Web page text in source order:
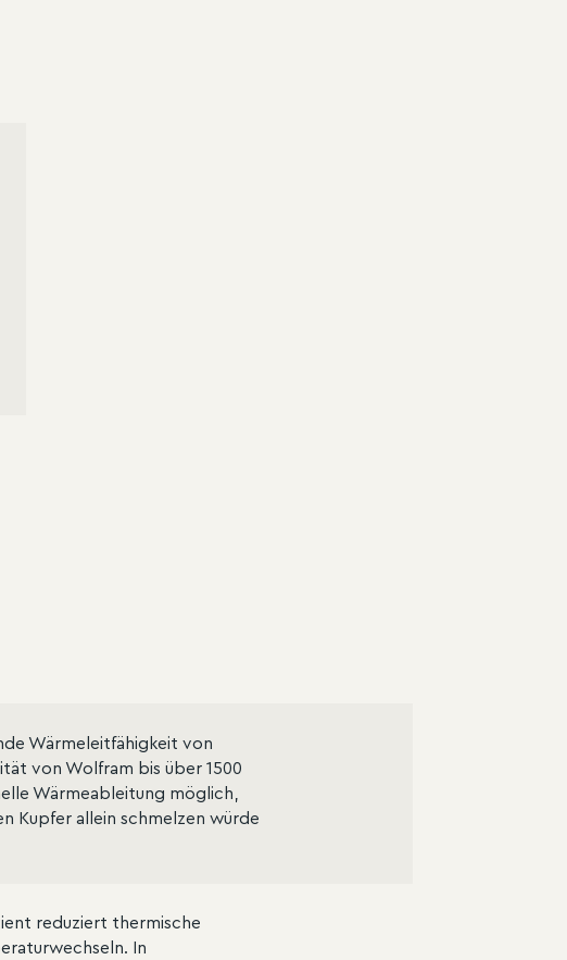
Wärmeleitfähigkeit von
von Wolfram bis über 1500
Wärmeableitung möglich,
Kupfer allein schmelzen würde
reduziert thermische
In